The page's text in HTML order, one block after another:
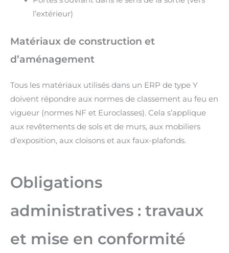
l’extérieur)
Matériaux de construction et
d’aménagement
Tous les matériaux utilisés dans un ERP de type Y
doivent répondre aux normes de classement au feu en
vigueur (normes NF et Euroclasses). Cela s’applique
aux revêtements de sols et de murs, aux mobiliers
d’exposition, aux cloisons et aux faux-plafonds.
Obligations
administratives : travaux
et mise en conformité